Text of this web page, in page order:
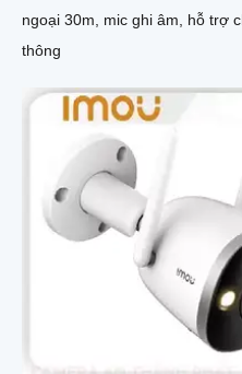
ngoại 30m, mic ghi âm, hỗ trợ
thông